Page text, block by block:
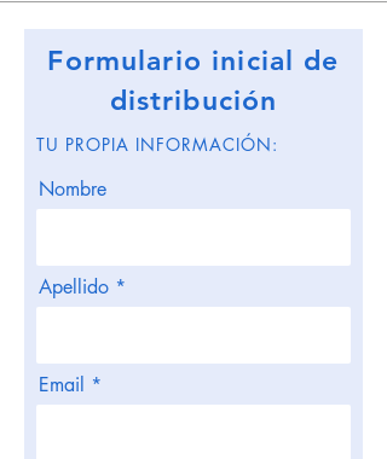
Formulario inicial de
distribución
TU PROPIA INFORMACIÓN:
Nombre
Apellido
Email